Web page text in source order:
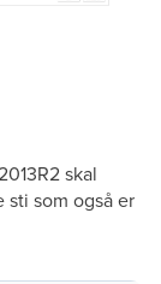
skal
sti som også er